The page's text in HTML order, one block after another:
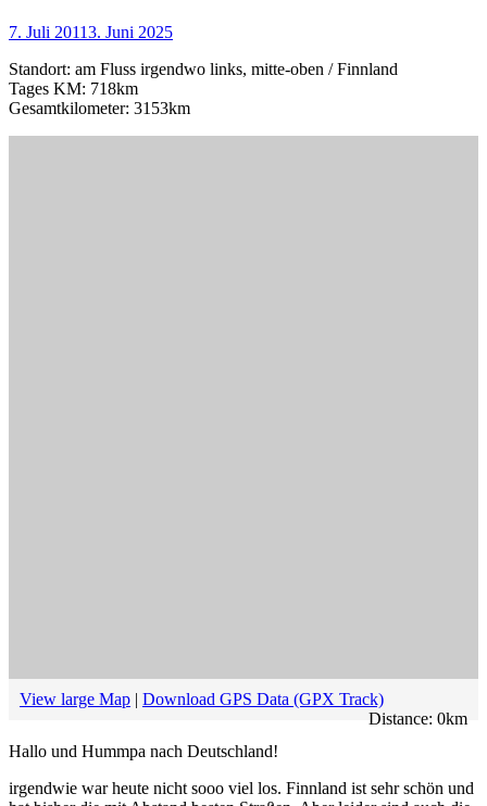
7. Juli 20113. Juni 2025
Standort: am Fluss irgendwo links, mitte-oben / Finnland
Tages KM: 718km
Gesamtkilometer: 3153km
View large Map | Download GPS Data (GPX Track)
Distance: 0km
Hallo und Hummpa nach Deutschland!
irgendwie war heute nicht sooo viel los. Finnland ist sehr schön und